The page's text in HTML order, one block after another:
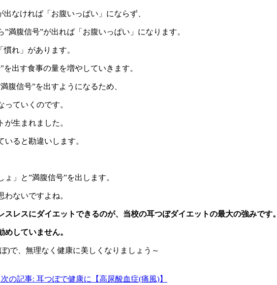
なければ「お腹いっぱい」にならず、
満腹信号”が出れば「お腹いっぱい」になります。
れ」があります。
出す食事の量を増やしていきます。
腹信号”を出すようになるため、
ていくのです。
生まれました。
ると勘違いします。
」と”満腹信号”を出します。
ないですよね。
レスにダイエットできるのが、当校の耳つぼダイエットの最大の強みです。
していません。
)で、無理なく健康に美しくなりましょう～
次の記事: 耳つぼで健康に【高尿酸血症(痛風)】